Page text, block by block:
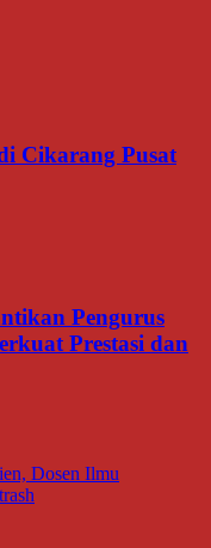
Cikarang Pusat
Pengurus
Prestasi dan